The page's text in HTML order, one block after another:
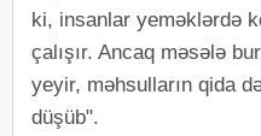
ki, insanlar yeməklərdə
çalışır. Ancaq məsələ
yeyir, məhsulların qida
düşüb".